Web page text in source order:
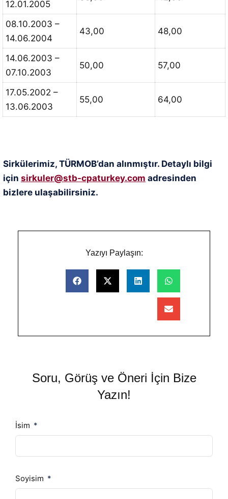
12.01.2005
08.10.2003 –
14.06.2004
43,00 48,00
14.06.2003 –
07.10.2003
50,00 57,00
17.05.2002 –
13.06.2003
55,00 64,00
Sirkülerimiz, TÜRMOB’dan alınmıştır. Detaylı bilgi
için sirkuler@stb-cpaturkey.com adresinden
bizlere ulaşabilirsiniz.
Yazıyı Paylaşın:
Soru, Görüş ve Öneri İçin Bize
Yazın!
İsim
Soyisim